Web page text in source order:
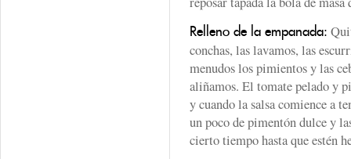
Relleno de la empanada:
conchas, las lavamos, las
menudos los pimientos y las
aliñamos. El tomate pelado y
y cuando la salsa comience a
un poco de pimentón dulce y
cierto tiempo hasta que estén